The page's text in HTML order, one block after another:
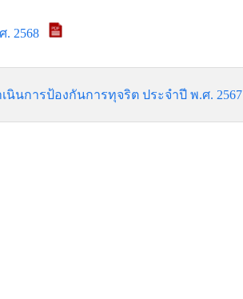
2568
นินการป้องกันการทุจริต ประจำปี พ.ศ. 2567